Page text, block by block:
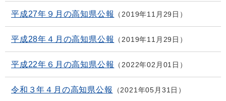
平成27年９月の高知県公報 2019年11月29日
平成28年４月の高知県公報 2019年11月29日
平成22年６月の高知県公報 2022年02月01日
令和３年４月の高知県公報 2021年05月31日